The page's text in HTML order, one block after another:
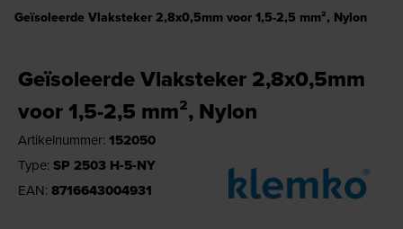
Geïsoleerde Vlaksteker 2,8x0,5mm voor 1,5-2,5 mm², Nylon
Geïsoleerde Vlaksteker 2,8x0,5mm
voor 1,5-2,5 mm², Nylon
Artikelnummer: 152050
Type: SP 2503 H-5-NY
EAN: 8716643004931